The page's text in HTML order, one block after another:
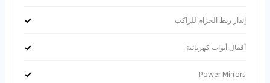
إندار ربط الحزام للراكب ✓
أقفال أبواب كهربائية ✓
Power Mirrors
✓